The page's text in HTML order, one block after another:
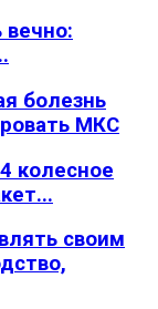
болезнь
МКС
колесное
своим